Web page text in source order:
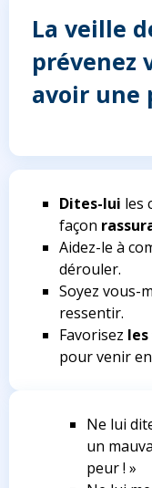
La veille
prévenez
avoir une
Dites-lui les
façon
Aidez-le à
dérouler.
Soyez vous-
ressentir.
Favorisez
pour venir
Ne lui
un
peur ! »